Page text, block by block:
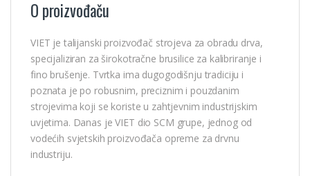
O proizvođaču
VIET je talijanski proizvođač strojeva za obradu drva,
specijaliziran za širokotračne brusilice za kalibriranje i
fino brušenje. Tvrtka ima dugogodišnju tradiciju i
poznata je po robusnim, preciznim i pouzdanim
strojevima koji se koriste u zahtjevnim industrijskim
uvjetima. Danas je VIET dio SCM grupe, jednog od
vodećih svjetskih proizvođača opreme za drvnu
industriju.